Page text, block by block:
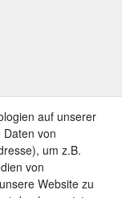
auf unserer
von
um z.B.
von
Website zu